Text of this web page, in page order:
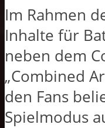
Im Rahmen
Inhalte für
neben dem
„Combined
den Fans
Spielmodus